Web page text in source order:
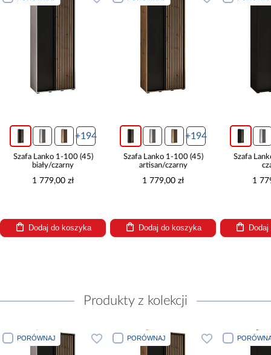
+194
Szafa Lanko 1-100 (45)
biały/czarny
1 779,00 zł
Dodaj do koszyka
+194
Szafa Lanko 1-100 (45)
artisan/czarny
1 779,00 zł
Dodaj do koszyka
Szafa
1
Produkty z kolekcji
PORÓWNAJ PORÓWNAJ